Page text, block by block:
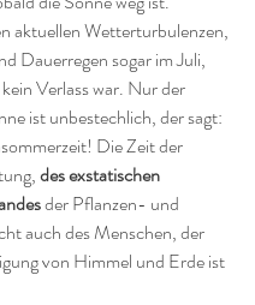
aktuellen Wetterturbulenzen,
Dauerregen sogar im Juli,
Verlass war. Nur der
ist unbestechlich, der sagt:
Die Zeit der
des exstatischen
der Pflanzen- und
auch des Menschen, der
von Himmel und Erde ist